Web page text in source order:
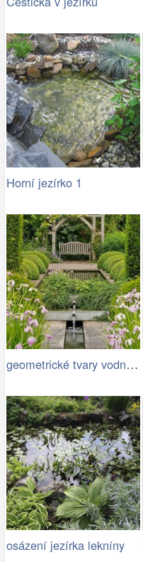
Horní jezírko 1
geometrické tvary vodních ploch jsou…
osázení jezírka lekníny